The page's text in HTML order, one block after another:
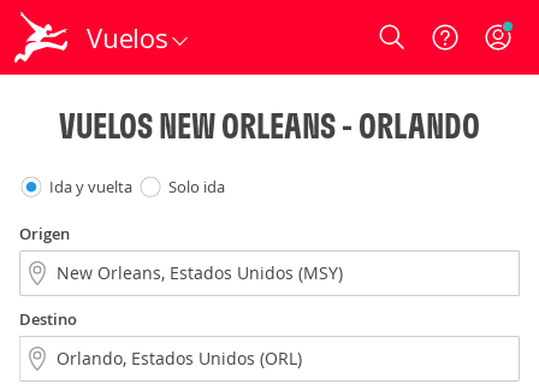
Vuelos Login
VUELOS NEW ORLEANS - ORLANDO
Ida y vuelta Solo ida
Origen
Destino